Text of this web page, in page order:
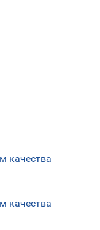
качества
качества